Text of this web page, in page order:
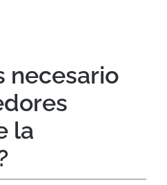
necesario
la